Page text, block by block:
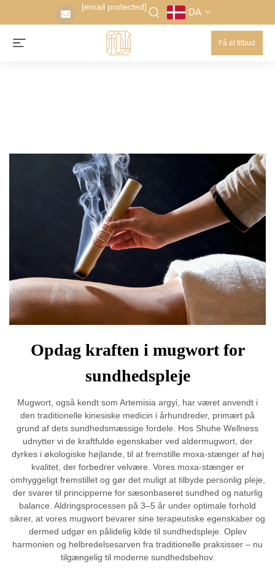
[email protected] DA
Få et tilbud
Opdag kraften i mugwort for
sundhedspleje
Mugwort, også kendt som Artemisia argyi, har været anvendt i
den traditionelle kinesiske medicin i århundreder, primært på
grund af dets sundhedsmæssige fordele. Hos Shuhe Wellness
udnytter vi de kraftfulde egenskaber ved aldermugwort, der
dyrkes i økologiske højlande, til at fremstille moxa-stænger af høj
kvalitet, der forbedrer velvære. Vores moxa-stænger er
omhyggeligt fremstillet og gør det muligt at tilbyde personlig pleje,
der svarer til principperne for sæsonbaseret sundhed og naturlig
balance. Aldringsprocessen på 3–5 år under optimale forhold
sikrer, at vores mugwort bevarer sine terapeutiske egenskaber og
dermed udgør en pålidelig kilde til sundhedspleje. Oplev
harmonien og helbredelsesarven fra traditionelle praksisser – nu
tilgængelig til moderne sundhedsbehov.